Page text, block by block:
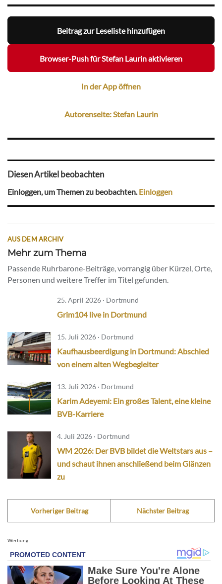
Beitrag zur Leseliste hinzufügen
Browser-Push für Stefan Laurin aktivieren
In der App öffnen
Autorenseite: Stefan Laurin
Diesen Artikel beobachten
Einloggen, um Themen zu beobachten.Einloggen
AUS DEM ARCHIV
Mehr zum Thema
Passende Ruhrbarone-Beiträge, vorrangig über Kürzel, Orte,
Personen und weitere Treffer im Titel gefunden.
25. April 2026 · Dortmund
Grim104 live in Dortmund
15. Juli 2026 · Dortmund
Kaufhausbeerdigung in Dortmund: Abschied
von einem alten Wegbegleiter
13. Juli 2026 · Dortmund
Karim Adeyemi: Ein großes Talent, eine kleine
BVB-Karriere
4. Juli 2026 · Dortmund
WM 2026: Der BVB bildet die Weltstars aus –
und schaut ihnen anschließend beim Glänzen
zu
Vorheriger Beitrag Nächster Beitrag
Werbung